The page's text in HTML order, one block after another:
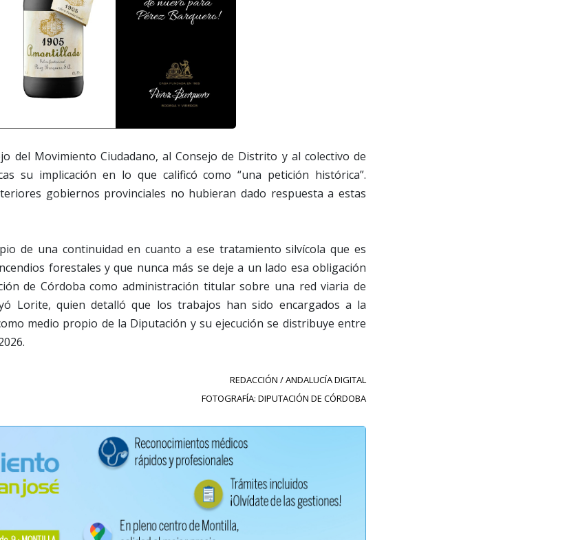
del Movimiento Ciudadano, al Consejo de Distrito y al colectivo de
su implicación en lo que calificó como “una petición histórica”.
gobiernos provinciales no hubieran dado respuesta a estas
de una continuidad en cuanto a ese tratamiento silvícola que es
forestales y que nunca más se deje a un lado esa obligación
de Córdoba como administración titular sobre una red viaria de
Lorite, quien detalló que los trabajos han sido encargados a la
medio propio de la Diputación y su ejecución se distribuye entre
REDACCIÓN / ANDALUCÍA DIGITAL
FOTOGRAFÍA: DIPUTACIÓN DE CÓRDOBA